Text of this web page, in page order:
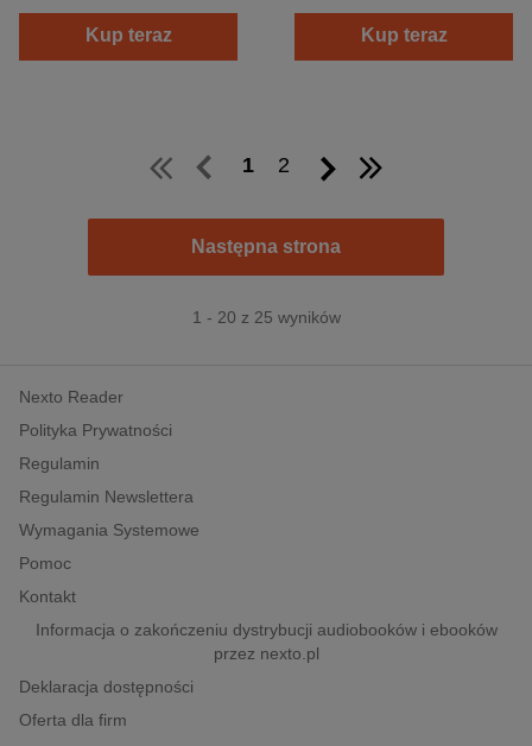
Kup teraz Kup teraz
1 2
Następna strona
1 - 20 z 25 wyników
Nexto Reader
Polityka Prywatności
Regulamin
Regulamin Newslettera
Wymagania Systemowe
Pomoc
Kontakt
Informacja o zakończeniu dystrybucji audiobooków i ebooków
przez nexto.pl
Deklaracja dostępności
Oferta dla firm